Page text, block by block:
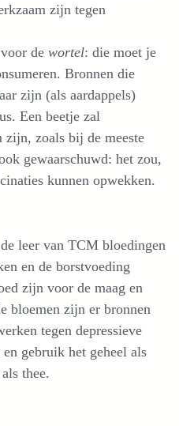
zijn tegen
de wortel: die moet je
Bronnen die
zijn (als aardappels)
Een beetje zal
zoals bij de meeste
gewaarschuwd: het zou,
kunnen opwekken.
leer van TCM bloedingen
en de borstvoeding
zijn voor de maag en
bloemen zijn er bronnen
tegen depressieve
gebruik het geheel als
thee.